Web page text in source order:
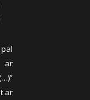
ar
ar